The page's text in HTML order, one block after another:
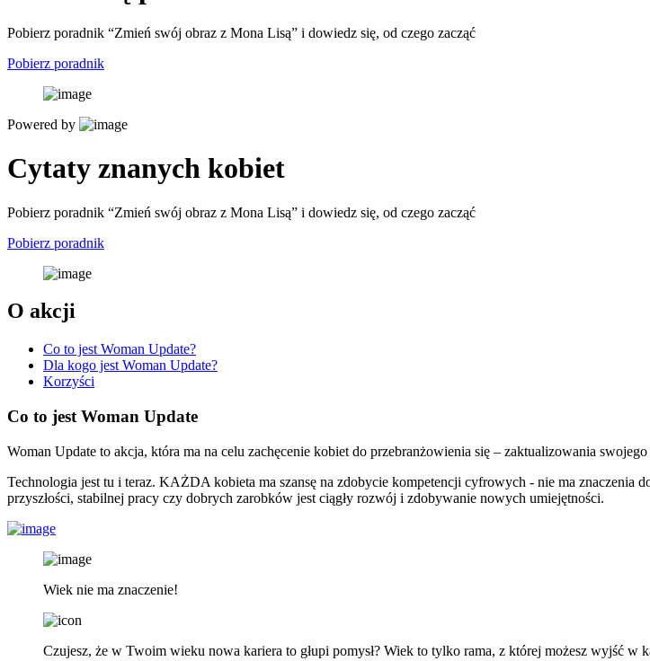
Pobierz poradnik “Zmień swój obraz z Mona Lisą” i dowiedz się, od czego zacząć
Pobierz poradnik
Powered by
Cytaty znanych kobiet
Pobierz poradnik “Zmień swój obraz z Mona Lisą” i dowiedz się, od czego zacząć
Pobierz poradnik
O akcji
Co to jest Woman Update?
Dla kogo jest Woman Update?
Korzyści
Co to jest Woman Update
Woman Update to akcja, która ma na celu zachęcenie kobiet do przebranżowienia się – zaktualizowania swojego
Technologia jest tu i teraz. KAŻDA kobieta ma szansę na zdobycie kompetencji cyfrowych - nie ma
przyszłości, stabilnej pracy czy dobrych zarobków jest ciągły rozwój i zdobywanie nowych umiejętności.
Wiek nie ma znaczenie!
Czujesz, że w Twoim wieku nowa kariera to głupi pomysł? Wiek to tylko rama, z której możesz wyjść